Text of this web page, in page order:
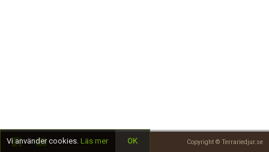
Copyright © Terrariedjur.se
Vi använder cookies. Läs mer OK